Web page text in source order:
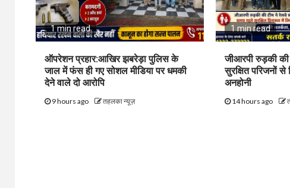
1 min read
ऑपरेशन प्रहार:आखिर झबरेड़ा पुलिस के
जाल में फंस ही गए सोशल मीडिया पर धमकी
देने वाले दो आरोपि
9 hours ago तहलका न्यूज़
1 min read
जीआरपी रुड़की की
सुरक्षित परिजनों
अनहोनी
14 hours ago